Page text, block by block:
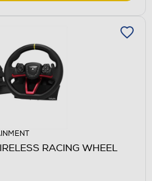
RACING WHEEL